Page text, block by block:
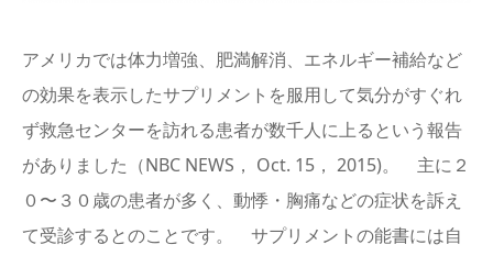
アメリカでは体力増強、肥満解消、エネルギー補給など
の効果を表示したサプリメントを服用して気分がすぐれ
ず救急センターを訪れる患者が数千人に上るという報告
がありました（NBC NEWS， Oct. 15， 2015)。 主に２
０〜３０歳の患者が多く、動悸・胸痛などの症状を訴え
て受診するとのことです。 サプリメントの能書には自